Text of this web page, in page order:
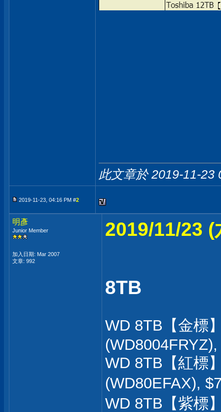
此文章於 2019-11-23
2019-11-23, 04:16 PM #2
明彥
Junior Member
加入日期: Mar 2007
文章: 992
2019/11/23 (
8TB
WD 8TB【金標
WD 8TB【紅標
(WD80EFAX),
WD 8TB【紫標